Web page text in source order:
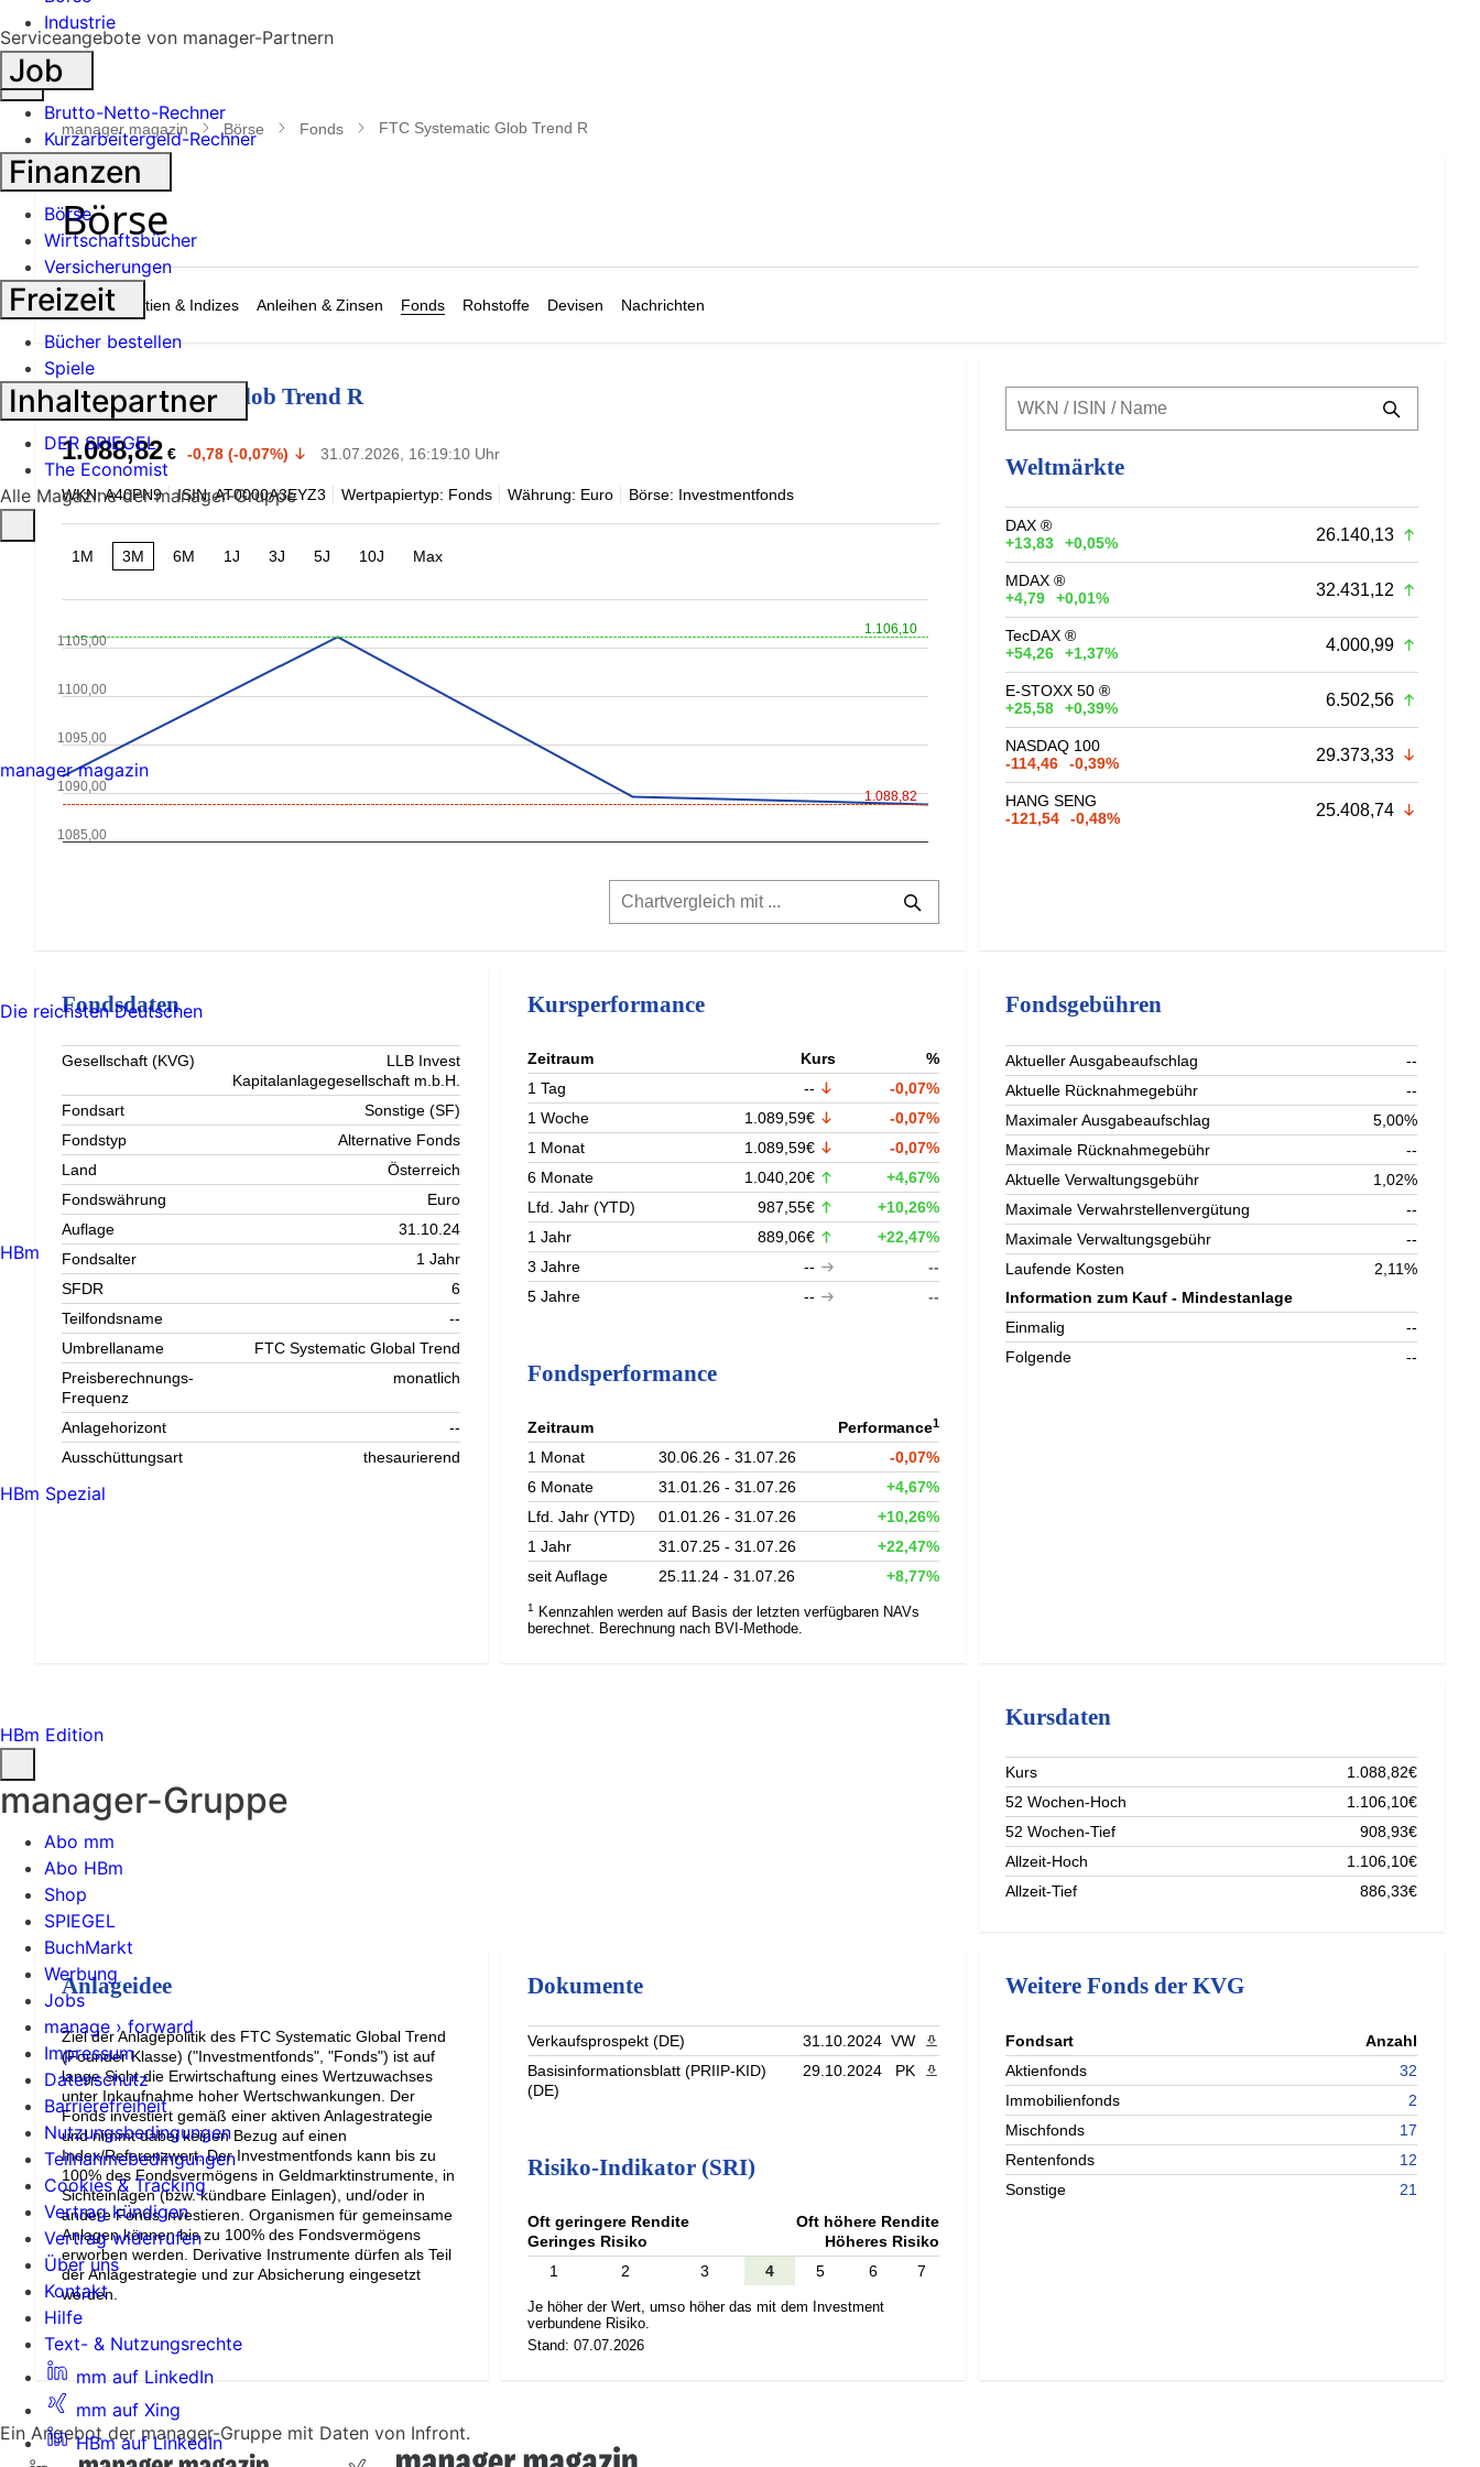
Industrie
Suche
öffnen
manager magazin Börse Fonds FTC Systematic Glob Trend R
Märkte Aktien & Indizes Anleihen & Zinsen Fonds Rohstoffe Devisen Nachrichten
FTC Systematic Glob Trend R
1.088,82 € -0,78 (-0,07%) 31.07.2026, 16:19:10 Uhr
WKN: A40PN9 ISIN: AT0000A3EYZ3 Wertpapiertyp: Fonds Währung: Euro Börse: Investmentfonds
1M 3M 6M 1J 3J 5J 10J Max
1.106,10
1.088,82
1100,00
1085,00
1090,00
1095,00
1105,00
Weltmärkte
DAX ®
+13,83
+0,05% 26.140,13
MDAX ®
+4,79
+0,01% 32.431,12
TecDAX ®
+54,26
+1,37% 4.000,99
E-STOXX 50 ®
+25,58
+0,39% 6.502,56
NASDAQ 100
-114,46
-0,39% 29.373,33
HANG SENG
-121,54
-0,48% 25.408,74
Fondsdaten
Gesellschaft (KVG)
LLB Invest
Kapitalanlagegesellschaft m.b.H.
Fondsart
Sonstige (SF)
Fondstyp
Alternative Fonds
Land
Österreich
Fondswährung
Euro
Auflage
31.10.24
Fondsalter
1 Jahr
SFDR
6
Teilfondsname
--
Umbrellaname
FTC Systematic Global Trend
Preisberechnungs-
Frequenz
monatlich
Anlagehorizont
--
Ausschüttungsart
thesaurierend
Kursperformance
Zeitraum Kurs
%
1 Tag
--
-0,07%
1 Woche
1.089,59€
-0,07%
1 Monat
1.089,59€
-0,07%
6 Monate
1.040,20€
+4,67%
Lfd. Jahr (YTD)
987,55€
+10,26%
1 Jahr
889,06€
+22,47%
3 Jahre
--
--
5 Jahre
-- --
Fondsperformance
Zeitraum Performance1
1 Monat 30.06.26 - 31.07.26
-0,07%
6 Monate
31.01.26 - 31.07.26
+4,67%
Lfd. Jahr (YTD)
01.01.26 - 31.07.26
+10,26%
1 Jahr
31.07.25 - 31.07.26
+22,47%
seit Auflage
25.11.24 - 31.07.26 +8,77%
1
Kennzahlen werden auf Basis der letzten verfügbaren NAVs
berechnet. Berechnung nach BVI-Methode.
Fondsgebühren
Aktueller Ausgabeaufschlag
--
Aktuelle Rücknahmegebühr
--
Maximaler Ausgabeaufschlag
5,00%
Maximale Rücknahmegebühr
--
Aktuelle Verwaltungsgebühr
1,02%
Maximale Verwahrstellenvergütung
--
Maximale Verwaltungsgebühr
--
Laufende Kosten
2,11%
Information zum Kauf - Mindestanlage
Einmalig
--
Folgende
--
Kursdaten
Kurs
1.088,82€
52 Wochen-Hoch
1.106,10€
52 Wochen-Tief
908,93€
Allzeit-Hoch
1.106,10€
Allzeit-Tief
886,33€
Anlageidee
Ziel der Anlagepolitik des FTC Systematic Global Trend
(Founder Klasse) ("Investmentfonds", "Fonds") ist auf
lange Sicht die Erwirtschaftung eines Wertzuwachses
unter Inkaufnahme hoher Wertschwankungen. Der
Fonds investiert gemäß einer aktiven Anlagestrategie
und nimmt dabei keinen Bezug auf einen
Index/Referenzwert. Der Investmentfonds kann bis zu
100% des Fondsvermögens in Geldmarktinstrumente, in
Sichteinlagen (bzw. kündbare Einlagen), und/oder in
andere Fonds investieren. Organismen für gemeinsame
Anlagen können bis zu 100% des Fondsvermögens
erworben werden. Derivative Instrumente dürfen als Teil
der Anlagestrategie und zur Absicherung eingesetzt
werden.
Dokumente
Verkaufsprospekt (DE) 31.10.2024 VW
PDF herunterladen
Basisinformationsblatt (PRIIP-KID)
(DE)
29.10.2024 PK PDF herunterladen
Risiko-Indikator (SRI)
Oft geringere Rendite
Geringes Risiko
Oft höhere Rendite
Höheres Risiko
1
2 3 4 5 6 7
Je höher der Wert, umso höher das mit dem Investment
verbundene Risiko.
Stand: 07.07.2026
Weitere Fonds der KVG
Fondsart
Anzahl
Aktienfonds
32
Immobilienfonds
2
Mischfonds
17
Rentenfonds
12
Sonstige
21
Ein Angebot der manager-Gruppe mit Daten von Infront.
Serviceangebote von manager-Partnern
Job
Brutto-Netto-Rechner
Kurzarbeitergeld-Rechner
Finanzen
Börse
Wirtschaftsbücher
Versicherungen
Freizeit
Bücher bestellen
Spiele
Inhaltepartner
DER SPIEGEL
The Economist
Alle Magazine der manager-Gruppe
manager magazin
Die reichsten Deutschen
HBm
HBm Spezial
HBm Edition
manager-Gruppe
Abo mm
Abo HBm
Shop
SPIEGEL
BuchMarkt
Werbung
Jobs
manage › forward
Impressum
Datenschutz
Barrierefreiheit
Nutzungsbedingungen
Teilnahmebedingungen
Cookies & Tracking
Vertrag kündigen
Vertrag widerrufen
Über uns
Kontakt
Hilfe
Text- & Nutzungsrechte
mm auf LinkedIn
mm auf Xing
HBm auf LinkedIn